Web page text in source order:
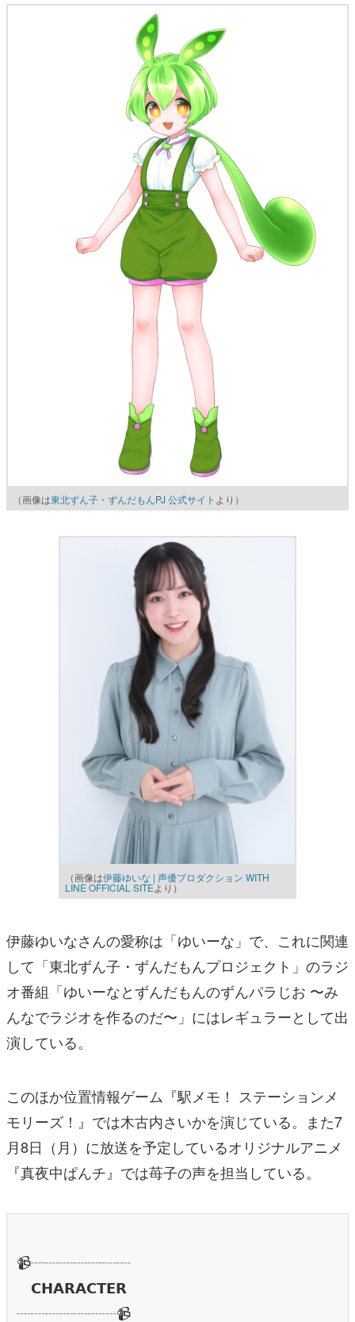
（画像は東北ずん子・ずんだもんPJ 公式サイト より）
（画像は伊藤ゆいな | 声優プロダクション WITH
LINE OFFICIAL SITEより）
伊藤ゆいなさんの愛称は「ゆいーな」で、これに関連
して「東北ずん子・ずんだもんプロジェクト」のラジ
オ番組「ゆいーなとずんだもんのずんパラじお 〜み
んなでラジオを作るのだ〜」にはレギュラーとして出
演している。
このほか位置情報ゲーム『駅メモ！ ステーションメ
モリーズ！』では木古内さいかを演じている。また7
月8日（月）に放送を予定しているオリジナルアニメ
『真夜中ぱんチ』では苺子の声を担当している。
📹┈┈┈┈┈┈┈
𝗖𝗛𝗔𝗥𝗔𝗖𝗧𝗘𝗥
┈┈┈┈┈┈┈📹